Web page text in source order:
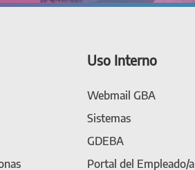
Uso Interno
Webmail GBA
Sistemas
GDEBA
Portal del Empleado/a